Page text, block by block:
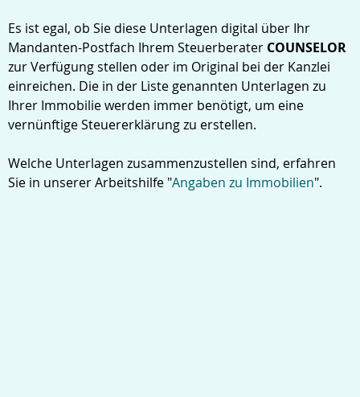
Es ist egal, ob Sie diese Unterlagen digital über Ihr
Mandanten-Postfach Ihrem Steuerberater COUNSELOR
zur Verfügung stellen oder im Original bei der Kanzlei
einreichen. Die in der Liste genannten Unterlagen zu
Ihrer Immobilie werden immer benötigt, um eine
vernünftige Steuererklärung zu erstellen.
Welche Unterlagen zusammenzustellen sind, erfahren
Sie in unserer Arbeitshilfe "Angaben zu Immobilien".